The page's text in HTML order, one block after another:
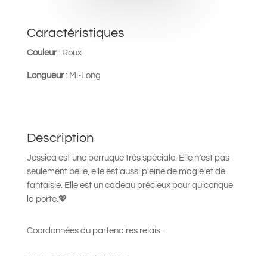
Caractéristiques
Couleur: Roux
Longueur: Mi-Long
Description
Jessica est une perruque très spéciale. Elle n’est pas
seulement belle, elle est aussi pleine de magie et de
fantaisie. Elle est un cadeau précieux pour quiconque
la porte. 💖
Coordonnées du partenaires relais :